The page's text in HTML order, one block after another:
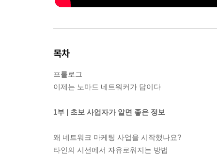
목차
프롤로그
이제는 노마드 네트워커가 답이다
1부 | 초보 사업자가 알면 좋은 정보
왜 네트워크 마케팅 사업을 시작했나요?
타인의 시선에서 자유로워지는 방법